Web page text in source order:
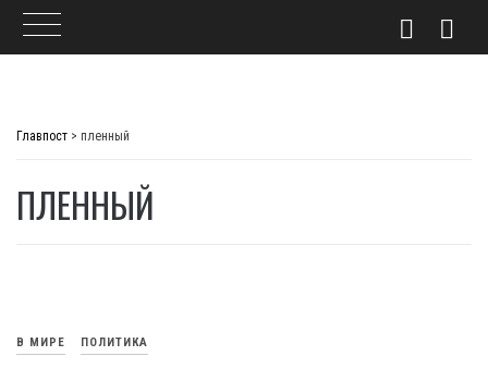
Главпост > пленный
ПЛЕННЫЙ
В МИРЕ ПОЛИТИКА